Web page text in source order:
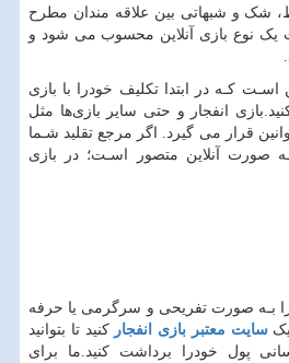
شک و شبهاتی بین علاقه مندان مطرح
یک نوع بازی آنلاین محسوب می شود و
کـه در ابتدا تکلیف خودرا با بازی
انفجار و حتی سایر بازی‌ها مثل
قرار می گیرد. اگر مرجع تقلید شـما
صورت آنلاین متصور اسـت؛ در بازی
را بـه صورت تفریحی و سرگرمی یا حرفه
سایت معتبر بازی انفجار کنید تا بتوانید
پول خودرا برداشت کنید.ما برای